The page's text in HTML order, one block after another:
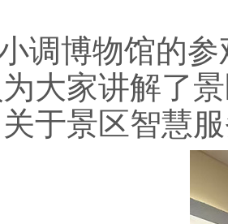
调博物馆的
大家讲解了
于景区智慧